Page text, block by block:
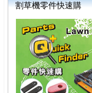
割草機零件快速購